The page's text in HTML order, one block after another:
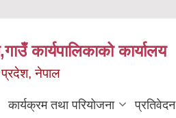
कार्यपालिकाको कार्यालय
नेपाल
कार्यक्रम तथा परियोजना प्रतिवेदन